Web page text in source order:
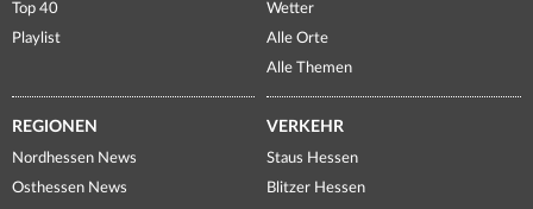
Top 40
Playlist
Wetter
Alle Orte
Alle Themen
REGIONEN
Nordhessen News
Osthessen News
VERKEHR
Staus Hessen
Blitzer Hessen